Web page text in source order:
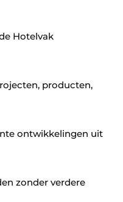
Hotelvak
producten,
ontwikkelingen uit
zonder verdere